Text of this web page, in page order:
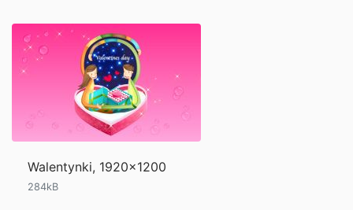
Walentynki, 1920x1200
284kB